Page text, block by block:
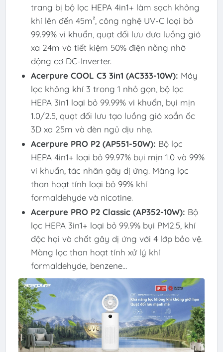
trang bị bộ lọc HEPA 4in1+ làm sạch không
khí lên đến 45m², công nghệ UV-C loại bỏ
99.99% vi khuẩn, quạt đối lưu đưa luồng gió
xa 24m và tiết kiệm 50% điện năng nhờ
động cơ DC-Inverter.
Acerpure COOL C3 3in1 (AC333-10W): Máy
lọc không khí 3 trong 1 nhỏ gọn, bộ lọc
HEPA 3in1 loại bỏ 99.99% vi khuẩn, bụi mịn
1.0/2.5, quạt đối lưu tạo luồng gió xoắn ốc
3D xa 25m và đèn ngủ dịu nhẹ.
Acerpure PRO P2 (AP551-50W): Bộ lọc
HEPA 4in1+ loại bỏ 99.97% bụi mịn 1.0 và 99%
vi khuẩn, tác nhân gây dị ứng. Màng lọc
than hoạt tính loại bỏ 99% khí
formaldehyde và nicotine.
Acerpure PRO P2 Classic (AP352-10W): Bộ
lọc HEPA 3in1+ loại bỏ 99.9% bụi PM2.5, khí
độc hại và chất gây dị ứng với 4 lớp bảo vệ.
Màng lọc than hoạt tính xử lý khí
formaldehyde, benzene…